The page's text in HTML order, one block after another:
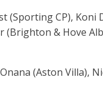
(Sporting CP),
& Hove
(Aston Villa),